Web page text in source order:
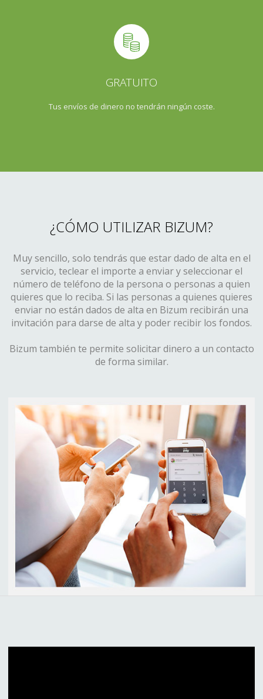
GRATUITO
Tus envíos de dinero no tendrán ningún coste.
¿CÓMO UTILIZAR BIZUM?
Muy sencillo, solo tendrás que estar dado de alta en el
servicio, teclear el importe a enviar y seleccionar el
número de teléfono de la persona o personas a quien
quieres que lo reciba. Si las personas a quienes quieres
enviar no están dados de alta en Bizum recibirán una
invitación para darse de alta y poder recibir los fondos.
Bizum también te permite solicitar dinero a un contacto
de forma similar.